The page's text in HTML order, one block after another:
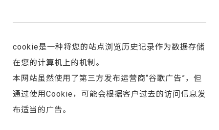
cookie是一种将您的站点浏览历史记录作为数据存储
在您的计算机上的机制。
本网站虽然使用了第三方发布运营商“谷歌广告”，但
通过使用Cookie，可能会根据客户过去的访问信息发
布适当的广告。